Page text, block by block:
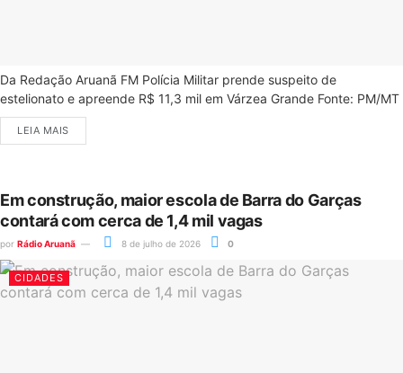
Da Redação Aruanã FM Polícia Militar prende suspeito de
estelionato e apreende R$ 11,3 mil em Várzea Grande Fonte: PM/MT
LEIA MAIS
Em construção, maior escola de Barra do Garças
contará com cerca de 1,4 mil vagas
por Rádio Aruanã 8 de julho de 2026 0
CIDADES